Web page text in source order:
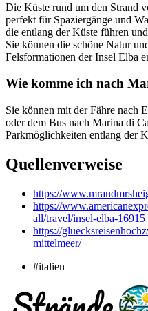
Die Küste rund um den Strand
perfekt für Spaziergänge und
die entlang der Küste führen
Sie können die schöne Natur
Felsformationen der Insel Elba
Wie komme ich nach
Sie können mit der Fähre nach
oder dem Bus nach Marina di
Parkmöglichkeiten entlang der
Quellenverweise
https://
https://
all/travel/insel-elba-16915
https://
mittelmeer/
#italien